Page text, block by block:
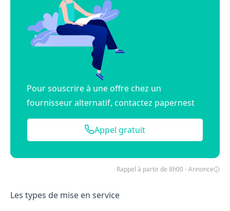
Pour souscrire à une offre chez un
fournisseur alternatif, contactez papernest
Appel gratuit
Rappel à partir de 8h00 - Annonce
Les types de mise en service